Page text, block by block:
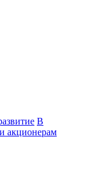
В
акционерам